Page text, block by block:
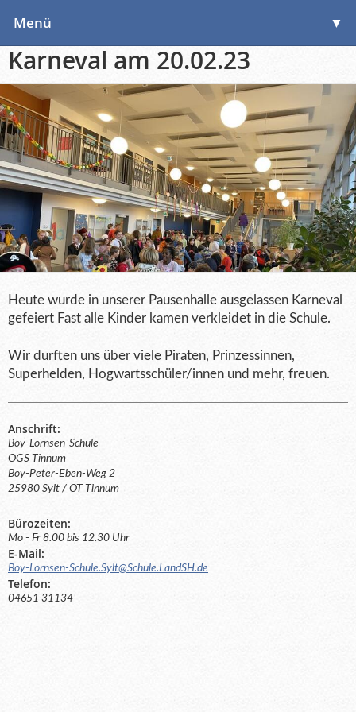
Menü ▼
▼
Karneval am 20.02.23
Heute wurde in unserer Pausenhalle ausgelassen Karneval
gefeiert Fast alle Kinder kamen verkleidet in die Schule.
Wir durften uns über viele Piraten, Prinzessinnen,
Superhelden, Hogwartsschüler/innen und mehr, freuen.
Anschrift:
Boy-Lornsen-Schule
OGS Tinnum
Boy-Peter-Eben-Weg 2
25980 Sylt / OT Tinnum
Bürozeiten:
Mo - Fr 8.00 bis 12.30 Uhr
E-Mail:
Boy-Lornsen-Schule.Sylt@Schule.LandSH.de
Telefon:
04651 31134